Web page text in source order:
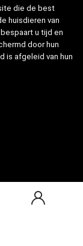
die de best
huisdieren van
u tijd en
door hun
is afgeleid van hun